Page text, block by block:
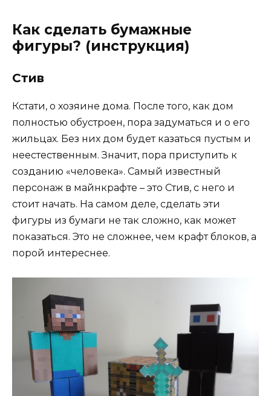
Как сделать бумажные
фигуры? (инструкция)
Стив
Кстати, о хозяине дома. После того, как дом
полностью обустроен, пора задуматься и о его
жильцах. Без них дом будет казаться пустым и
неестественным. Значит, пора приступить к
созданию «человека». Самый известный
персонаж в майнкрафте – это Стив, с него и
стоит начать. На самом деле, сделать эти
фигуры из бумаги не так сложно, как может
показаться. Это не сложнее, чем крафт блоков, а
порой интереснее.